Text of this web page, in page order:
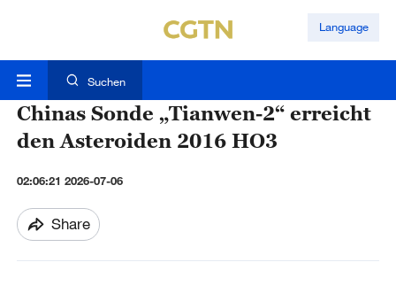
Language
Suchen
Chinas Sonde „Tianwen-2“ erreicht
den Asteroiden 2016 HO3
02:06:21 2026-07-06
Share